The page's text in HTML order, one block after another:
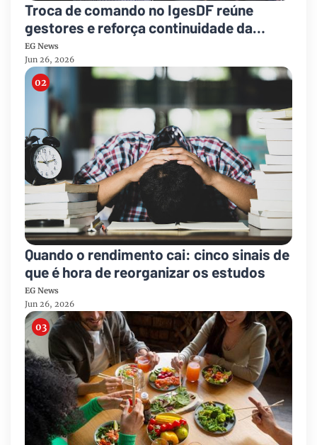
Troca de comando no IgesDF reúne
gestores e reforça continuidade da
assistência
EG News
Jun 26, 2026
Quando o rendimento cai: cinco sinais de
que é hora de reorganizar os estudos
EG News
Jun 26, 2026